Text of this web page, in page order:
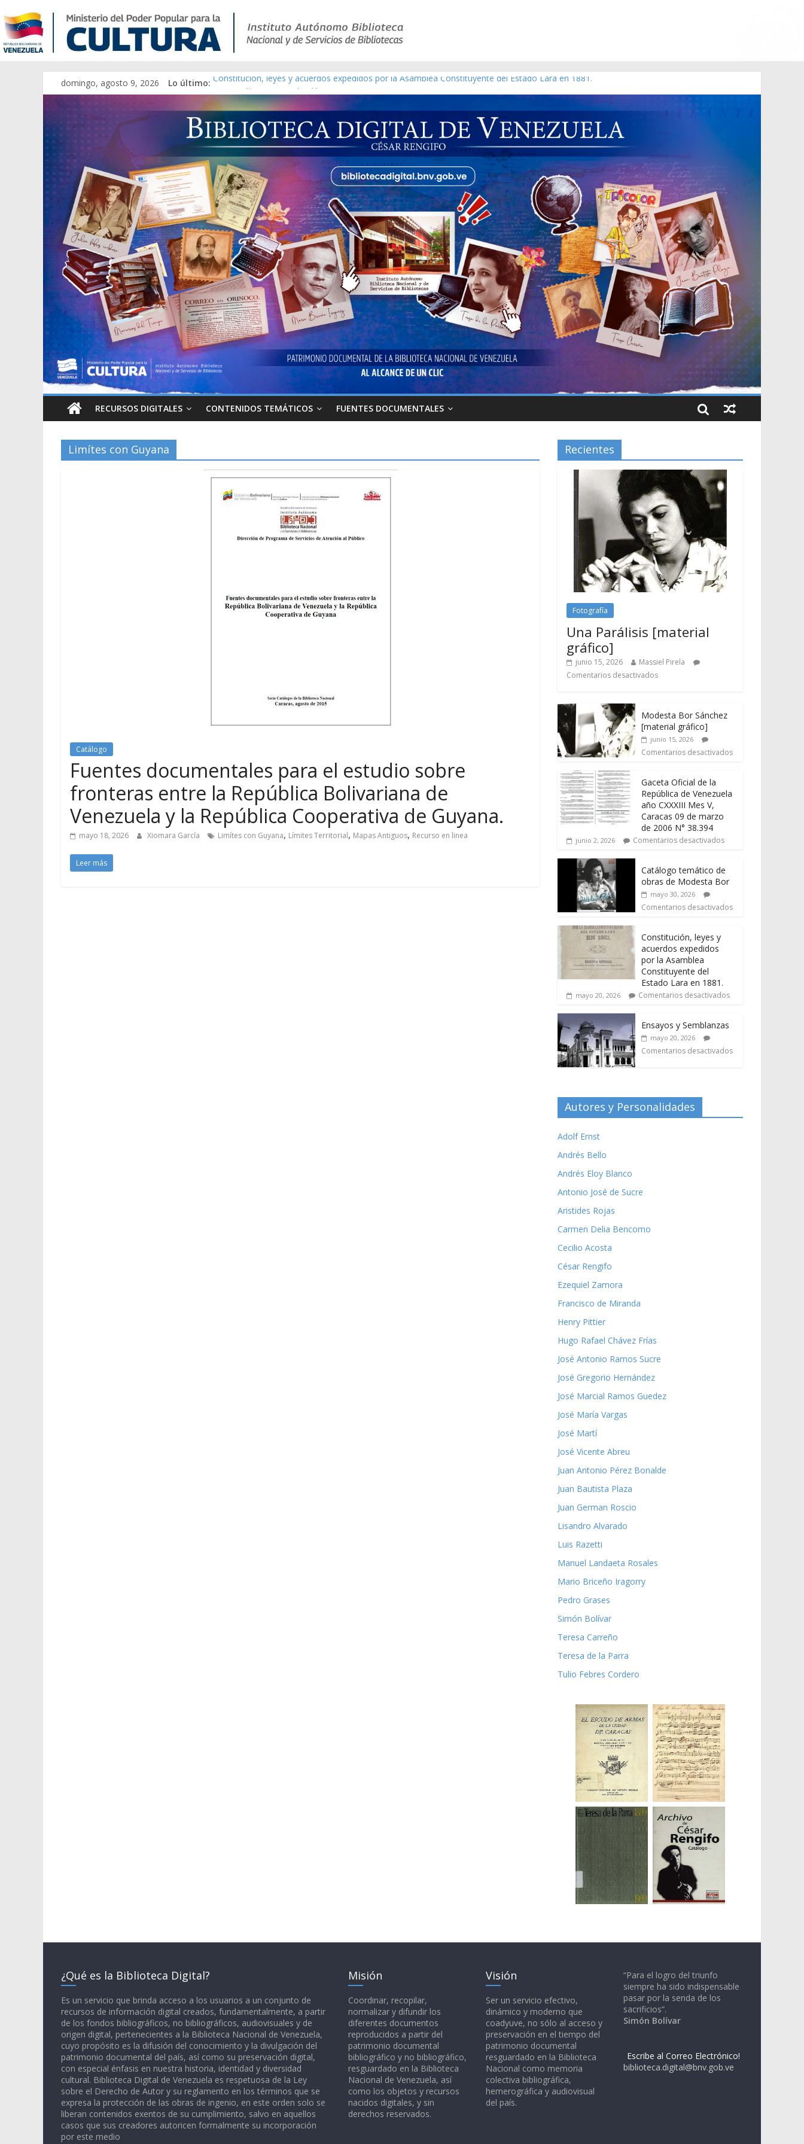
domingo, agosto 9, 2026 Lo último: Constitución, leyes y acuerdos expedidos por la Asamblea Constituyente del Estado Lara en 1881.
Una Parálisis [material gráfico]
Modesta Bor Sánchez [material gráfico]
Gaceta Oficial de la República de Venezuela año CXXXIII Mes V, Caracas 09 de marzo de 2006 N° 38.394
Catálogo temático de obras de Modesta Bor
RECURSOS DIGITALES CONTENIDOS TEMÁTICOS FUENTES DOCUMENTALES
Limítes con Guyana
Catálogo
Fuentes documentales para el estudio sobre
fronteras entre la República Bolivariana de
Venezuela y la República Cooperativa de Guyana.
mayo 18, 2026 Xiomara García Limítes con Guyana, Límites Territorial, Mapas Antiguos, Recurso en linea
Leer más
Recientes
Fotografía
Una Parálisis [material
gráfico]
junio 15, 2026
Massiel Pirela
Comentarios desactivados
Modesta Bor Sánchez
[material gráfico]
junio 15, 2026
Comentarios desactivados
Gaceta Oficial de la
República de Venezuela
año CXXXIII Mes V,
Caracas 09 de marzo
de 2006 N° 38.394
junio 2, 2026 Comentarios desactivados
Catálogo temático de
obras de Modesta Bor
mayo 30, 2026
Comentarios desactivados
Constitución, leyes y
acuerdos expedidos
por la Asamblea
Constituyente del
Estado Lara en 1881.
mayo 20, 2026 Comentarios desactivados
Ensayos y Semblanzas
mayo 20, 2026
Comentarios desactivados
Autores y Personalidades
Adolf Ernst
Andrés Bello
Andrés Eloy Blanco
Antonio José de Sucre
Aristides Rojas
Carmen Delia Bencomo
Cecilio Acosta
César Rengifo
Ezequiel Zamora
Francisco de Miranda
Henry Pittier
Hugo Rafael Chávez Frías
José Antonio Ramos Sucre
José Gregorio Hernández
José Marcial Ramos Guedez
José María Vargas
José Martí
José Vicente Abreu
Juan Antonio Pérez Bonalde
Juan Bautista Plaza
Juan German Roscio
Lisandro Alvarado
Luis Razetti
Manuel Landaeta Rosales
Mario Briceño Iragorry
Pedro Grases
Simón Bolívar
Teresa Carreño
Teresa de la Parra
Tulio Febres Cordero
¿Qué es la Biblioteca Digital?
Es un servicio que brinda acceso a los usuarios a un conjunto de
recursos de información digital creados, fundamentalmente, a partir
de los fondos bibliográficos, no bibliográficos, audiovisuales y de
origen digital, pertenecientes a la Biblioteca Nacional de Venezuela,
cuyo propósito es la difusión del conocimiento y la divulgación del
patrimonio documental del país, así como su preservación digital,
con especial énfasis en nuestra historia, identidad y diversidad
cultural. Biblioteca Digital de Venezuela es respetuosa de la Ley
sobre el Derecho de Autor y su reglamento en los términos que se
expresa la protección de las obras de ingenio, en este orden solo se
liberan contenidos exentos de su cumplimiento, salvo en aquellos
casos que sus creadores autoricen formalmente su incorporación
por este medio
Misión
Coordinar, recopilar,
normalizar y difundir los
diferentes documentos
reproducidos a partir del
patrimonio documental
bibliográfico y no bibliográfico,
resguardado en la Biblioteca
Nacional de Venezuela, así
como los objetos y recursos
nacidos digitales, y sin
derechos reservados.
Visión
Ser un servicio efectivo,
dinámico y moderno que
coadyuve, no sólo al acceso y
preservación en el tiempo del
patrimonio documental
resguardado en la Biblioteca
Nacional como memoria
colectiva bibliográfica,
hemerográfica y audiovisual
del país.
“Para el logro del triunfo
siempre ha sido indispensable
pasar por la senda de los
sacrificios”.
Simón Bolívar
Escribe al Correo Electrónico!
biblioteca.digital@bnv.gob.ve